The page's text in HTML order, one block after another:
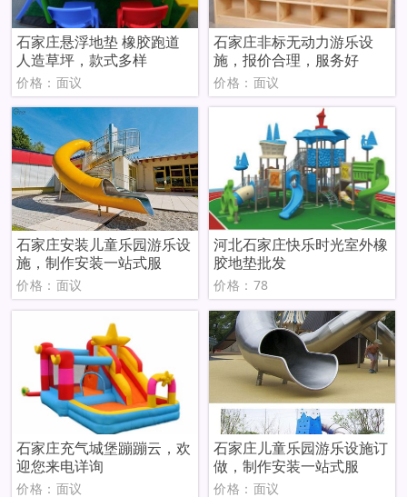
石家庄悬浮地垫 橡胶跑道
人造草坪，款式多样
价格：面议
石家庄非标无动力游乐设
施，报价合理，服务好
价格：面议
石家庄安装儿童乐园游乐设
施，制作安装一站式服
价格：面议
河北石家庄快乐时光室外橡
胶地垫批发
价格：78
石家庄充气城堡蹦蹦云，欢
迎您来电详询
价格：面议
石家庄儿童乐园游乐设施订
做，制作安装一站式服
价格：面议